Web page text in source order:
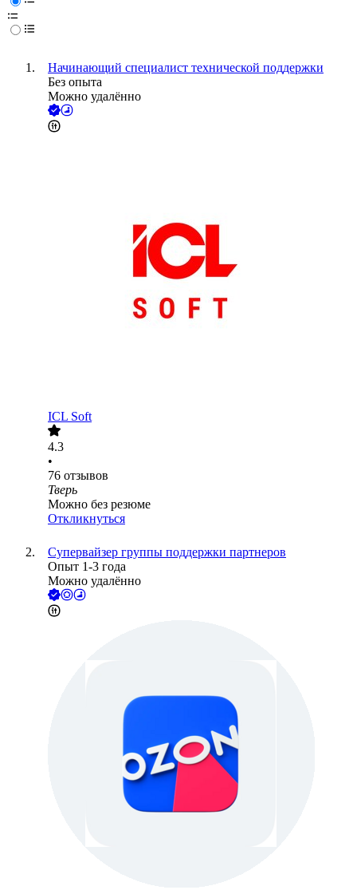
Начинающий специалист технической поддержки
Без опыта
Можно удалённо
ICL Soft
4.3
•
76 отзывов
Тверь
Можно без резюме
Откликнуться
Супервайзер группы поддержки партнеров
Опыт 1-3 года
Можно удалённо